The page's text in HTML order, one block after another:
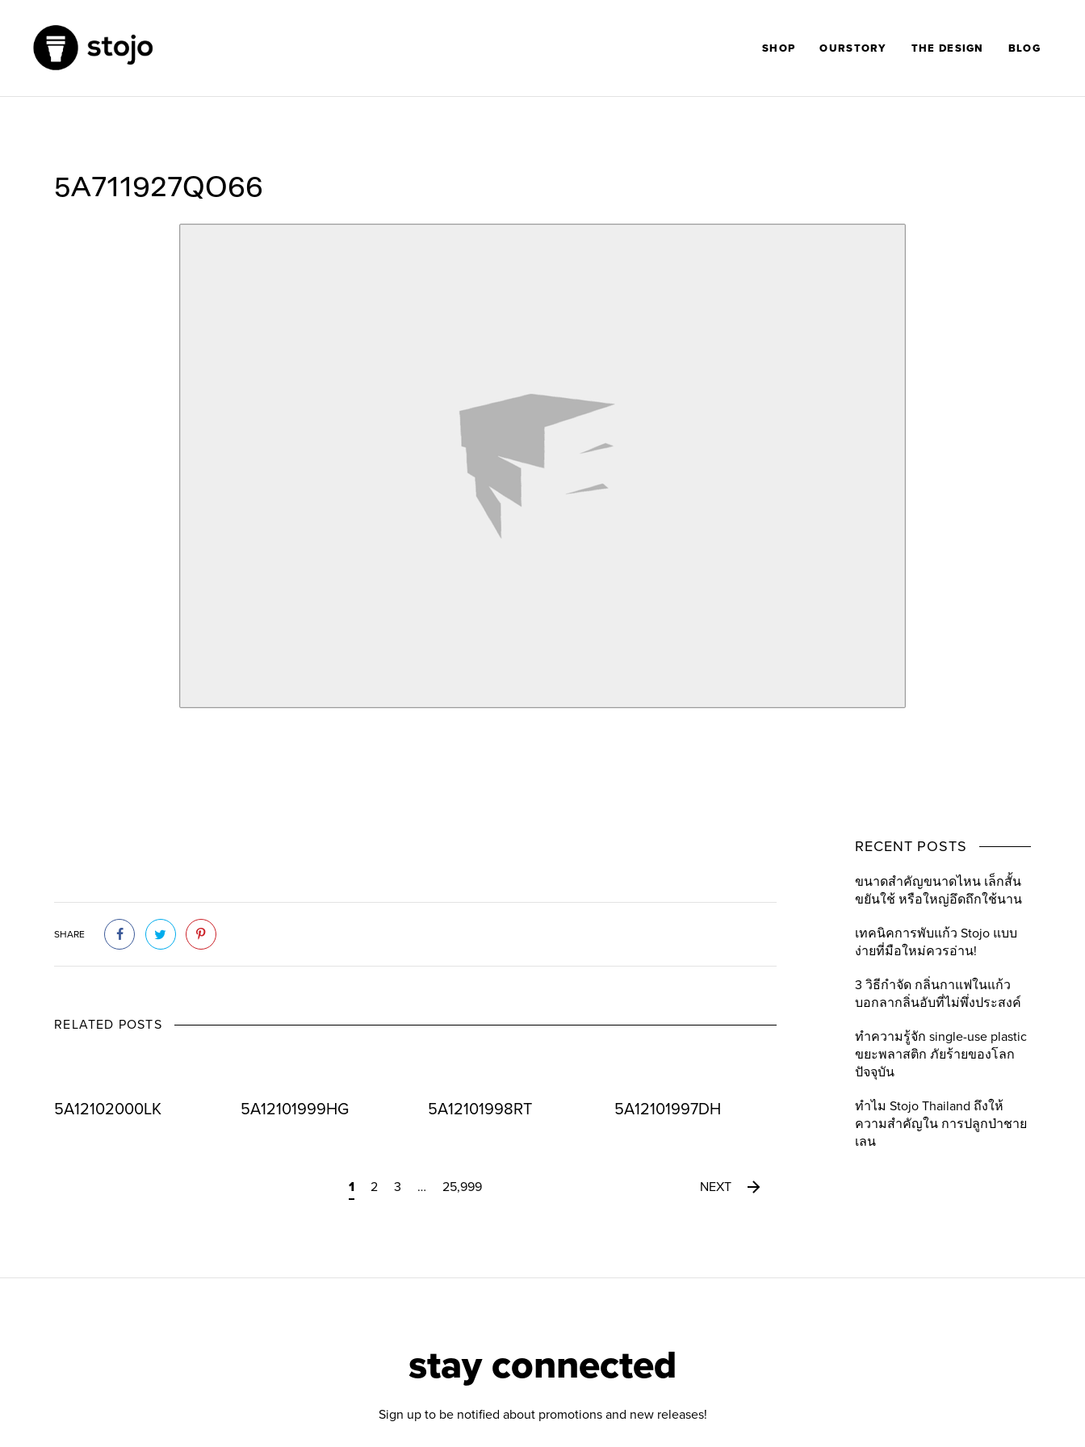
SHOP OURSTORY THE DESIGN BLOG
5A711927QO66
SHARE
RELATED POSTS
5A12102000LK 5A12101999HG 5A12101998RT 5A12101997DH
1 2 3 … 25,999 NEXT
RECENT POSTS
ขนาดสำคัญขนาดไหน เล็กสั้น
ขยันใช้ หรือใหญ่อึดถึกใช้นาน
เทคนิคการพับแก้ว Stojo แบบ
ง่ายที่มือใหม่ควรอ่าน!
3 วิธีกำจัด กลิ่นกาแฟในแก้ว
บอกลากลิ่นอับที่ไม่พึ่งประสงค์
ทำความรู้จัก single-use plastic
ขยะพลาสติก ภัยร้ายของโลก
ปัจจุบัน
ทำไม Stojo Thailand ถึงให้
ความสำคัญใน การปลูกป่าชาย
เลน
stay connected
Sign up to be notified about promotions and new releases!